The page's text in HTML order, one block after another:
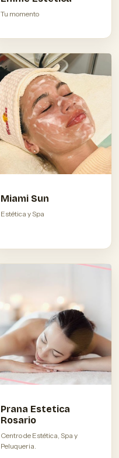
Tu momento
Miami Sun
Estética y Spa
Prana Estetica
Rosario
Centro de Estética, Spa y
Peluqueria.